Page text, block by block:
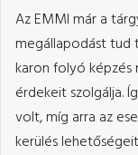
Az EMMI már a
megállapodást tud
karon folyó képzés
érdekeit szolgálja.
volt, míg arra az
kerülés